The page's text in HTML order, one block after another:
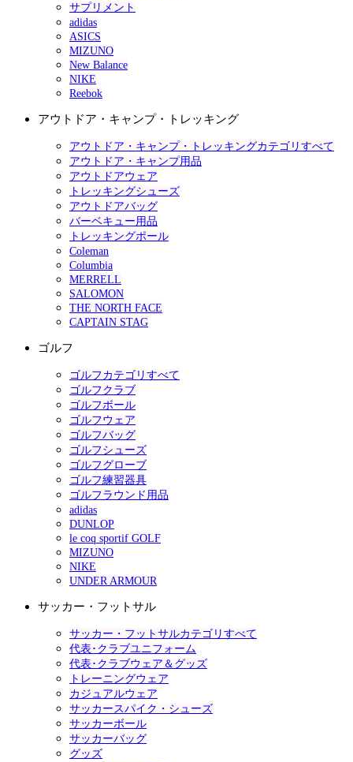
サプリメント
adidas
ASICS
MIZUNO
New Balance
NIKE
Reebok
アウトドア・キャンプ・トレッキング
アウトドア・キャンプ・トレッキングカテゴリすべて
アウトドア・キャンプ用品
アウトドアウェア
トレッキングシューズ
アウトドアバッグ
バーベキュー用品
トレッキングポール
Coleman
Columbia
MERRELL
SALOMON
THE NORTH FACE
CAPTAIN STAG
ゴルフ
ゴルフカテゴリすべて
ゴルフクラブ
ゴルフボール
ゴルフウェア
ゴルフバッグ
ゴルフシューズ
ゴルフグローブ
ゴルフ練習器具
ゴルフラウンド用品
adidas
DUNLOP
le coq sportif GOLF
MIZUNO
NIKE
UNDER ARMOUR
サッカー・フットサル
サッカー・フットサルカテゴリすべて
代表･クラブユニフォーム
代表･クラブウェア＆グッズ
トレーニングウェア
カジュアルウェア
サッカースパイク・シューズ
サッカーボール
サッカーバッグ
グッズ